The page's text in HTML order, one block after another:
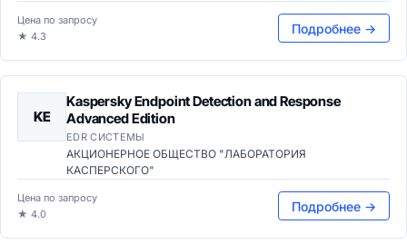
Цена по запросу
★ 4.3
Подробнее →
KE
Kaspersky Endpoint Detection and Response
Advanced Edition
EDR СИСТЕМЫ
АКЦИОНЕРНОЕ ОБЩЕСТВО "ЛАБОРАТОРИЯ
КАСПЕРСКОГО"
Цена по запросу
★ 4.0
Подробнее →